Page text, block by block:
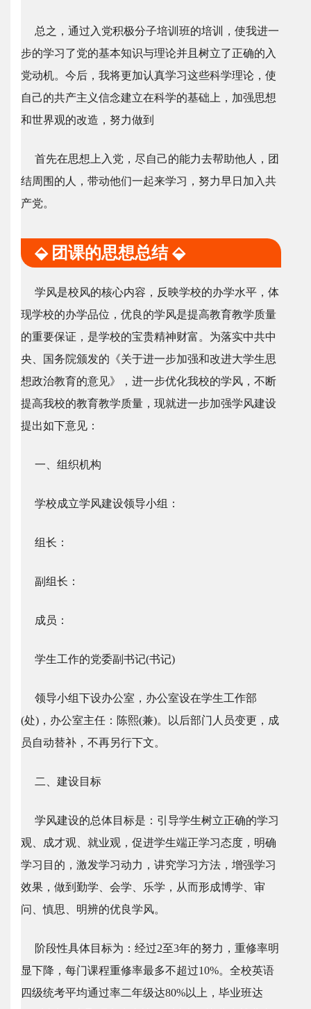
总之，通过入党积极分子培训班的培训，使我进一
步的学习了党的基本知识与理论并且树立了正确的入
党动机。今后，我将更加认真学习这些科学理论，使
自己的共产主义信念建立在科学的基础上，加强思想
和世界观的改造，努力做到
首先在思想上入党，尽自己的能力去帮助他人，团
结周围的人，带动他们一起来学习，努力早日加入共
产党。
⬙ 团课的思想总结 ⬙
学风是校风的核心内容，反映学校的办学水平，体
现学校的办学品位，优良的学风是提高教育教学质量
的重要保证，是学校的宝贵精神财富。为落实中共中
央、国务院颁发的《关于进一步加强和改进大学生思
想政治教育的意见》，进一步优化我校的学风，不断
提高我校的教育教学质量，现就进一步加强学风建设
提出如下意见：
一、组织机构
学校成立学风建设领导小组：
组长：
副组长：
成员：
学生工作的党委副书记(书记)
领导小组下设办公室，办公室设在学生工作部
(处)，办公室主任：陈熙(兼)。以后部门人员变更，成
员自动替补，不再另行下文。
二、建设目标
学风建设的总体目标是：引导学生树立正确的学习
观、成才观、就业观，促进学生端正学习态度，明确
学习目的，激发学习动力，讲究学习方法，增强学习
效果，做到勤学、会学、乐学，从而形成博学、审
问、慎思、明辨的优良学风。
阶段性具体目标为：经过2至3年的努力，重修率明
显下降，每门课程重修率最多不超过10%。全校英语
四级统考平均通过率二年级达80%以上，毕业班达